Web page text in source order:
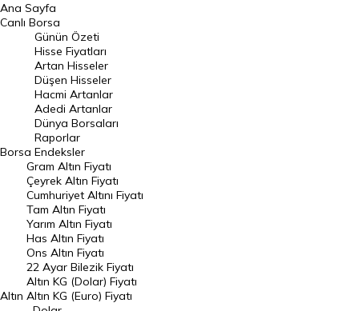
BIST 100 Hisseleri
En Çok Artan Hisseler
En Çok Düşen Hisseler
Hacmi Artanlar
Geçmiş Kapanışlar
Dünya Borsaları
Raporlar
Endeksler
DÖVİZ
Döviz Kuru
Dolar Kuru
Euro Kuru
Ana Sayfa
Canlı Borsa
Borsa
Günün Özeti
Hisse Fiyatları
Artan Hisseler
Düşen Hisseler
Hacmi Artanlar
Adedi Artanlar
Dünya Borsaları
Raporlar
Endeksler
Altın
Gram Altın Fiyatı
Çeyrek Altın Fiyatı
Cumhuriyet Altını Fiyatı
Tam Altın Fiyatı
Yarım Altın Fiyatı
Has Altın Fiyatı
Ons Altın Fiyatı
22 Ayar Bilezik Fiyatı
Altın KG (Dolar) Fiyatı
Altın KG (Euro) Fiyatı